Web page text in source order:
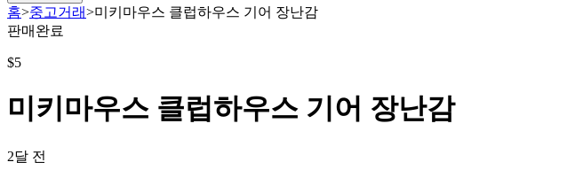
홈>중고거래>미키마우스 클럽하우스 기어 장난감
판매완료
$5
미키마우스 클럽하우스 기어 장난감
2달 전